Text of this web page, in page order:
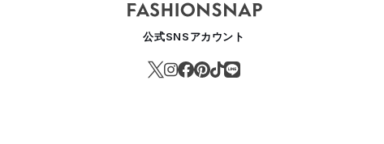
公式SNSアカウント